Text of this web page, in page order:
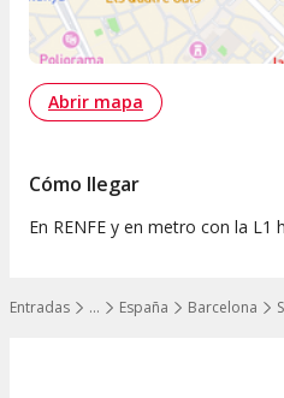
…
Mostrar todos los niveles
Entradas España Barcelona
Abrir mapa
Cómo llegar
En RENFE y en metro con la L1